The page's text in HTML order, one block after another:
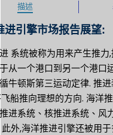
描述
进引擎市场报告展望:
系统被称为用来产生推
从一个港口到另一个港口
牛顿斯第三运动定律. 推
船推向理想的方向. 海洋
进系统、核推进系统、风
外,海洋推进引擎还被用